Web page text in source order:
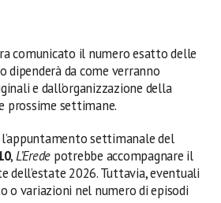
comunicato il numero esatto delle
da come verranno
e dall’organizzazione della
prossime settimane.
settimanale del
,L’Erede potrebbe accompagnare il
dell’estate 2026. Tuttavia, eventuali
o variazioni nel numero di episodi